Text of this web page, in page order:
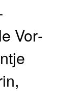
Vor­